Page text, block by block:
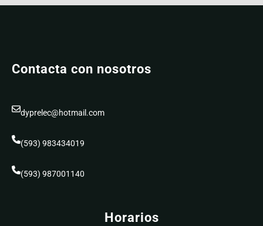
Contacta con nosotros
dyprelec@hotmail.com
(593) 983434019
(593) 987001140
Horarios